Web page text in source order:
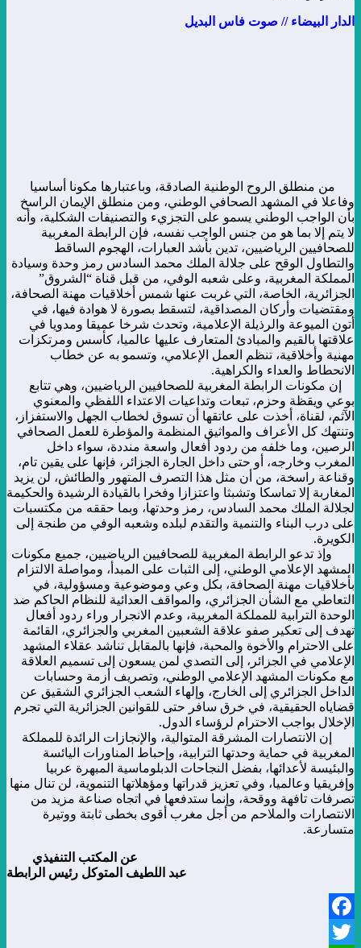
الدار البيضاء // صوت فاس البديل
من منطلق الروح الوطنية الصادقة، وباعتبارها مكونا أساسيا
وفاعلا في المشهد الصحافي الوطني، ومن منطلق الإيمان الراسخ
بأن الواجب الوطني يسمو على التجزيء والتصنيفات الشكلية، وأنه
لا يتم إلا بما هو من جنس الواجب نفسه، فإن الرابطة المغربية
للصحافيين الرياضيين، تدين بأشد العبارات، الهجوم الساقط
والتطاول الوقح على جلالة الملك محمد السادس رمز وحدة وسيادة
المملكة المغربية، وعلى شعبه الوفي، من قبل قناة “الشروق”
الجزائرية، الخاصة، التي غربت عنها شمس أخلاقيات مهنة الصحافة،
ومقتضيات وأركان المصداقية، لتسقط بصورة لا هوادة فيها، في
أتون الميوعة والرذيلة الإعلامية، وتحدث شرخا عميقا ومدويا في
علاقتها بالقيم والمبادئ المتعارف عليها عالميا، كأسس ومرتكزات
مهنية وأخلاقية، تنظم العمل الإعلامي، وتسمو به عن خطاب
الانحطاط والعداء والكراهية.
إن مكونات الرابطة المغربية للصحافيين الرياضيين، وهي تتابع
بوعي ويقظة وحزم، تبعات وتداعيات الاعتداء اللفظي والمعنوي
الآثم، لقناة، أخذت على عاتقها أن تسوق لخطاب الجهل والاستفزاز،
وتنتهك كل الأعراف والمواثيق المنظمة والمؤطرة للعمل الصحافي
الرصين، وما خلفه من ردود أفعال واسعة منددة، سواء داخل
المغرب وخارجه، أو حتى داخل الجارة الجزائر، فإنها على يقين تام،
وقناعة راسخة، من أن مثل هذا التصرف المتهور والطائش، لن يزيد
المغاربة إلا تماسكا وتشبثا واعتزازا وفخرا بالقيادة الرشيدة والحكيمة
لجلالة الملك محمد السادس، رمز وحدتها، وبما حققه من مكتسبات
على درب البناء والتنمية والتقدم لبلده وشعبه الوفي من طنجة إلى
الكويرة.
وإذ تدعو الرابطة المغربية للصحافيين الرياضيين، جميع مكونات
المشهد الإعلامي الوطني، إلى الثبات على المبدأ، ومواصلة الالتزام
بأخلاقيات مهنة الصحافة، بكل وعي وموضوعية ومسؤولية، في
التعاطي مع الشأن الجزائري، والمواقف العدائية للنظام الحاكم ضد
الوحدة الترابية للمملكة المغربية، وعدم الانجرار وراء ردود أفعال
تهدف إلى تعكير صفو علاقة الشعبين المغربي والجزائري، القائمة
على الاحترام والأخوة والمحبة، فإنها بالمقابل تناشد عقلاء المشهد
الإعلامي في الجزائر، إلى التصدي لمن يسعون إلى تسميم العلاقة
مع مكونات المشهد الإعلامي الوطني، وتصريف أزمة وحسابات
الداخل الجزائري إلى الخارج، وإلهاء الشعب الجزائري الشقيق عن
قضاياه الحقيقية، في خرق سافر حتى للقوانين الجزائرية التي تجرم
الإخلال بواجب الاحترام لرؤساء الدول.
إن الانتصارات المشرقة المتوالية، والإنجازات الرائدة للمملكة
المغربية في حماية وحدتها الترابية، وإحباط المناورات اليائسة
والبئيسة لأعدائها، بفضل النجاحات الدبلوماسية المبهرة عربيا
وإفريقيا وعالميا، وفي تعزيز قدراتها ومؤهلاتها التنموية، لن تنال منها
تصرفات تافهة ووقحة، وإنما ستدفعها في اتجاه صناعة مزيد من
الانتصارات والملاحم من أجل مغرب أقوى بخطى ثابتة ووتيرة
متسارعة.
عن المكتب التنفيذي
عبد اللطيف المتوكل رئيس الرابطة
Facebook